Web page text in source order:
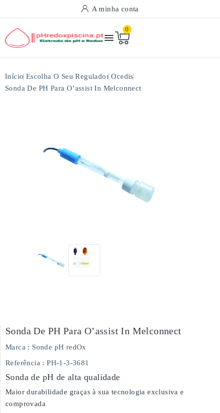
A minha conta

0
Início Escolha O Seu Regulador Ocedis
Sonda De PH Para O’assist In Melconnect
Sonda De PH Para O’assist In Melconnect
Marca : Sonde pH redOx
Referência : PH-1-3-3681
Sonda de pH de alta qualidade
Maior durabilidade graças à sua tecnologia exclusiva e
comprovada